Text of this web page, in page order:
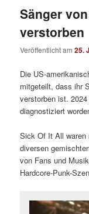
Sänger
verstorben
Veröffentlicht am25.
Die US-
mitgeteilt, dass ihr
verstorben ist.
diagnostiziert
Sick Of It All waren
diversen
von Fans und
Hardcore-Punk-